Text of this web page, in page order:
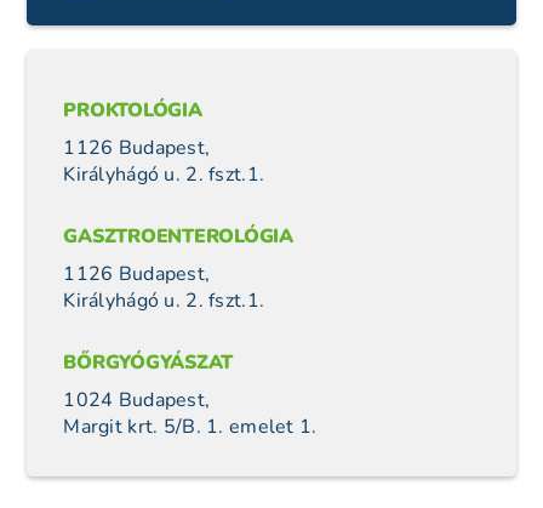
PROKTOLÓGIA
1126 Budapest,
Királyhágó u. 2. fszt.1.
GASZTROENTEROLÓGIA
1126 Budapest,
Királyhágó u. 2. fszt.1.
BŐRGYÓGYÁSZAT
1024 Budapest,
Margit krt. 5/B. 1. emelet 1.